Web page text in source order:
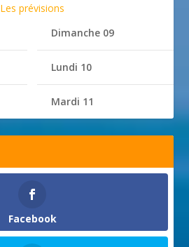
Les prévisions
Dimanche 09
Lundi 10
Mardi 11
Facebook